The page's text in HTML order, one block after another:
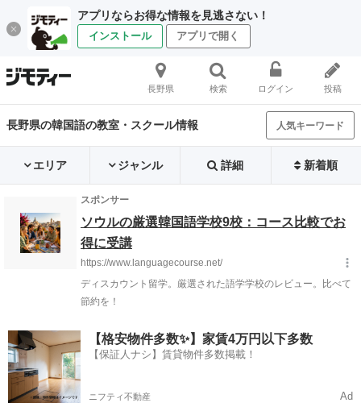
アプリならお得な情報を見逃さない！
インストール アプリで開く
長野県 検索 ログイン 投稿
長野県の韓国語の教室・スクール情報 人気キーワード
エリア ジャンル 詳細 新着順
【格安物件多数✨】家賃4万円以下多数
【保証人ナシ】賃貸物件多数掲載！
ニフティ不動産 Ad